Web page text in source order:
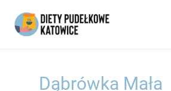
Dąbrówka Mała